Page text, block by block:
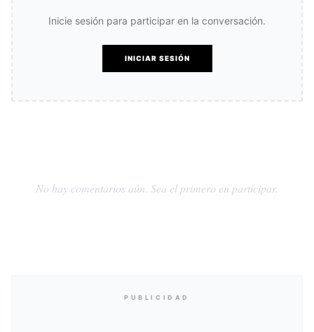
Inicie sesión para participar en la conversación.
INICIAR SESIÓN
No hay comentarios aún. Sea el primero en participar.
PUBLICIDAD